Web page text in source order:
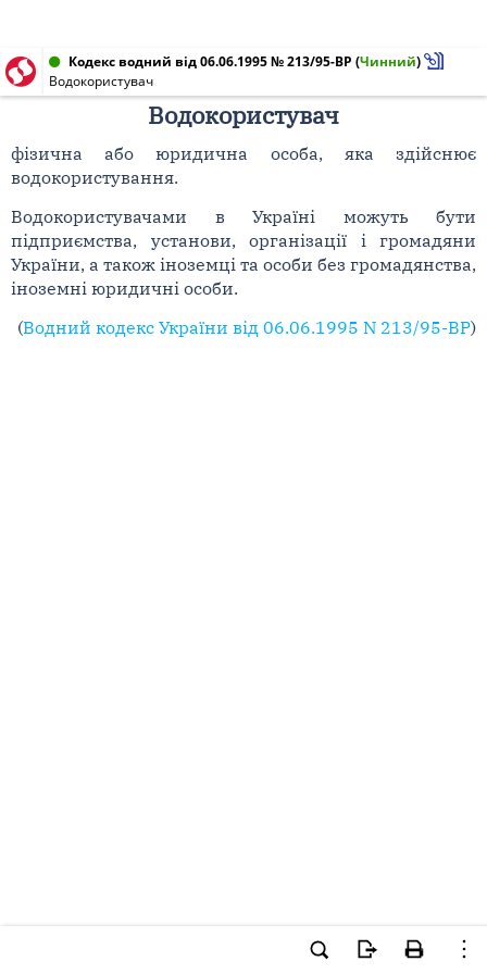
Кодекс водний від 06.06.1995 № 213/95-ВР (Чинний)
Водокористувач